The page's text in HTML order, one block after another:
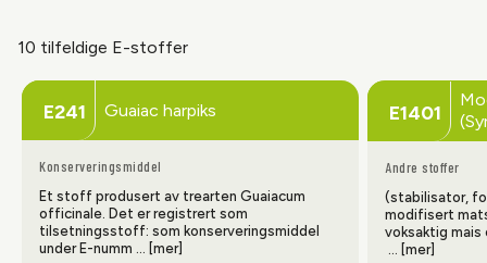
10 tilfeldige E-stoffer
E241 Guaiac harpiks
Konserveringsmiddel
Et stoff produsert av trearten Guaiacum
officinale. Det er registrert som
tilsetningsstoff: som konserveringsmiddel
under E-numm … [mer]
E1401
Andre stoffer
(stabilisator,
modifisert
voksaktig
… [mer]